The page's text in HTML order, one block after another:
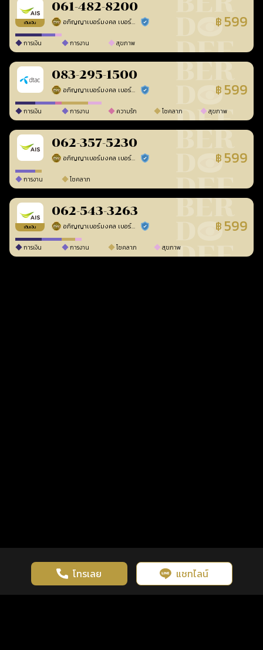
เติมเงิน
061-482-8200
อภิญญาเบอร์มงคล เบอร์สวยเลขศาสตร์ ร้านยืนยันแล้ว ฿ 599
การเงิน การงาน สุขภาพ
083-295-1500
อภิญญาเบอร์มงคล เบอร์สวยเลขศาสตร์ ร้านยืนยันแล้ว ฿ 599
การเงิน การงาน ความรัก โชคลาภ สุขภาพ
062-357-5230
อภิญญาเบอร์มงคล เบอร์สวยเลขศาสตร์ ร้านยืนยันแล้ว ฿ 599
การงาน โชคลาภ
เติมเงิน
062-543-3263
อภิญญาเบอร์มงคล เบอร์สวยเลขศาสตร์ ร้านยืนยันแล้ว ฿ 599
การเงิน การงาน โชคลาภ สุขภาพ
โทรเลย แชทไลน์
เว็บไซต์นี้มีการใช้งานคุกกี้ เพื่อเพิ่มประสิทธิภาพและประสบการณ์ที่ดี
ในการใช้งานเว็บไซต์ นโยบายความเป็นส่วนตัว
รู้ก่อน พร้อมกว่า ทุกจังหวะชีวิต คลิกดูดวงฟรี